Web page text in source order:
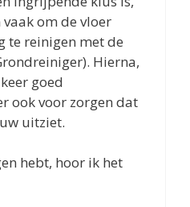
om de vloer
te reinigen met de
Hierna,
goed
ook voor zorgen dat
uitziet.
hebt, hoor ik het